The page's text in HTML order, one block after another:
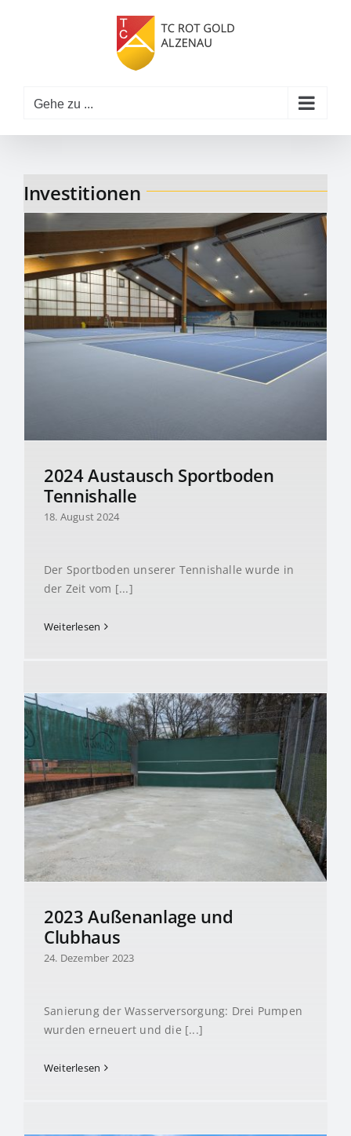
Gehe zu ...
Investitionen
2024 Austausch Sportboden
Tennishalle
18. August 2024
Der Sportboden unserer Tennishalle wurde in
der Zeit vom [...]
Weiterlesen
2023 Außenanlage und
Clubhaus
24. Dezember 2023
Sanierung der Wasserversorgung: Drei Pumpen
wurden erneuert und die [...]
Weiterlesen